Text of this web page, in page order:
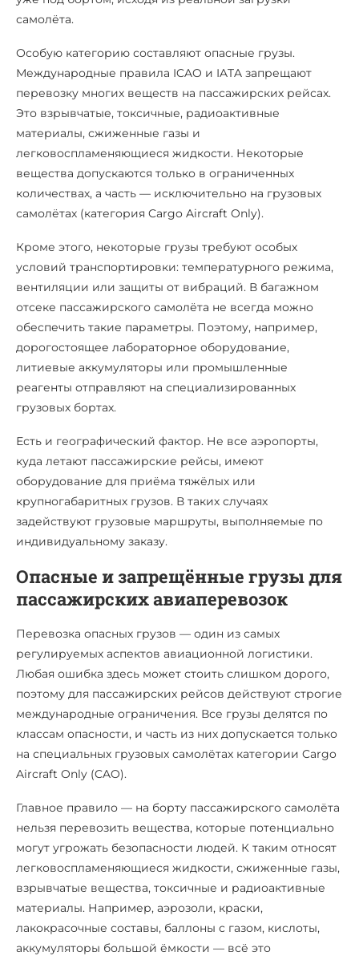
самолёта.
Особую категорию составляют опасные грузы.
Международные правила ICAO и IATA запрещают
перевозку многих веществ на пассажирских рейсах.
Это взрывчатые, токсичные, радиоактивные
материалы, сжиженные газы и
легковоспламеняющиеся жидкости. Некоторые
вещества допускаются только в ограниченных
количествах, а часть — исключительно на грузовых
самолётах (категория Cargo Aircraft Only).
Кроме этого, некоторые грузы требуют особых
условий транспортировки: температурного режима,
вентиляции или защиты от вибраций. В багажном
отсеке пассажирского самолёта не всегда можно
обеспечить такие параметры. Поэтому, например,
дорогостоящее лабораторное оборудование,
литиевые аккумуляторы или промышленные
реагенты отправляют на специализированных
грузовых бортах.
Есть и географический фактор. Не все аэропорты,
куда летают пассажирские рейсы, имеют
оборудование для приёма тяжёлых или
крупногабаритных грузов. В таких случаях
задействуют грузовые маршруты, выполняемые по
индивидуальному заказу.
Опасные и запрещённые грузы для
пассажирских авиаперевозок
Перевозка опасных грузов — один из самых
регулируемых аспектов авиационной логистики.
Любая ошибка здесь может стоить слишком дорого,
поэтому для пассажирских рейсов действуют строгие
международные ограничения. Все грузы делятся по
классам опасности, и часть из них допускается только
на специальных грузовых самолётах категории Cargo
Aircraft Only (CAO).
Главное правило — на борту пассажирского самолёта
нельзя перевозить вещества, которые потенциально
могут угрожать безопасности людей. К таким относят
легковоспламеняющиеся жидкости, сжиженные газы,
взрывчатые вещества, токсичные и радиоактивные
материалы. Например, аэрозоли, краски,
лакокрасочные составы, баллоны с газом, кислоты,
аккумуляторы большой ёмкости — всё это